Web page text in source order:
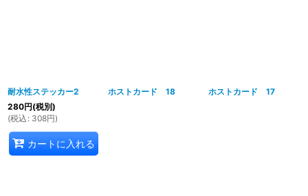
耐水性ステッカー2
280円(税別)
(税込 : 308円)
カートに入れる
ホストカード 18 ホストカード 17